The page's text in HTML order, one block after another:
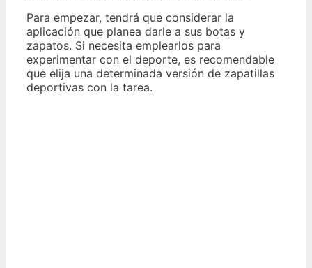
Para empezar, tendrá que considerar la
aplicación que planea darle a sus botas y
zapatos. Si necesita emplearlos para
experimentar con el deporte, es recomendable
que elija una determinada versión de zapatillas
deportivas con la tarea.